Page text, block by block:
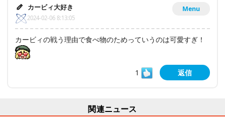
Menu
カービィ大好き
2024-02-06 8:13:05
カービィの戦う理由で食べ物のためっていうのは可愛すぎ！
1 返信
関連ニュース